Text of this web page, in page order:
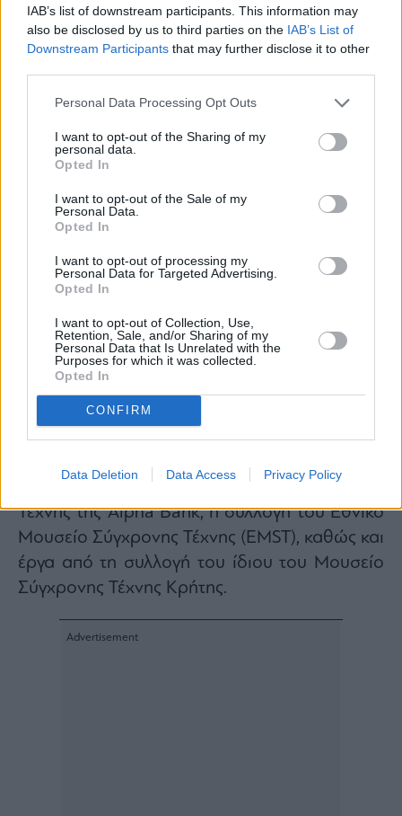
IAB’s list of downstream participants. This information may
also be disclosed by us to third parties on the IAB’s List of
Downstream Participants that may further disclose it to other
Personal Data Processing Opt Outs
I want to opt-out of the Sharing of my
personal data.
Opted In
I want to opt-out of the Sale of my
Personal Data.
Opted In
I want to opt-out of processing my
Personal Data for Targeted Advertising.
Opted In
I want to opt-out of Collection, Use,
Retention, Sale, and/or Sharing of my
Personal Data that Is Unrelated with the
Purposes for which it was collected.
Opted In
CONFIRM
Data Deletion Data Access Privacy Policy
ανεπαίσθητη κίνηση.
Η αναδρομική έκθεση συγκεντρώνει έργα από
σημαντικές δημόσιες και ιδιωτικές συλλογές,
του καλλιτέχνη, Πόπι Αλεξίου, η Συλλογή
Τέχνης της Alpha Bank, η συλλογή του Εθνικό
Μουσείο Σύγχρονης Τέχνης (EMST), καθώς και
έργα από τη συλλογή του ίδιου του Μουσείο
Σύγχρονης Τέχνης Κρήτης.